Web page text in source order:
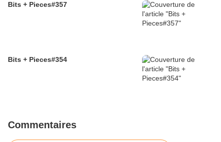
Bits + Pieces#357
Bits + Pieces#354
Commentaires